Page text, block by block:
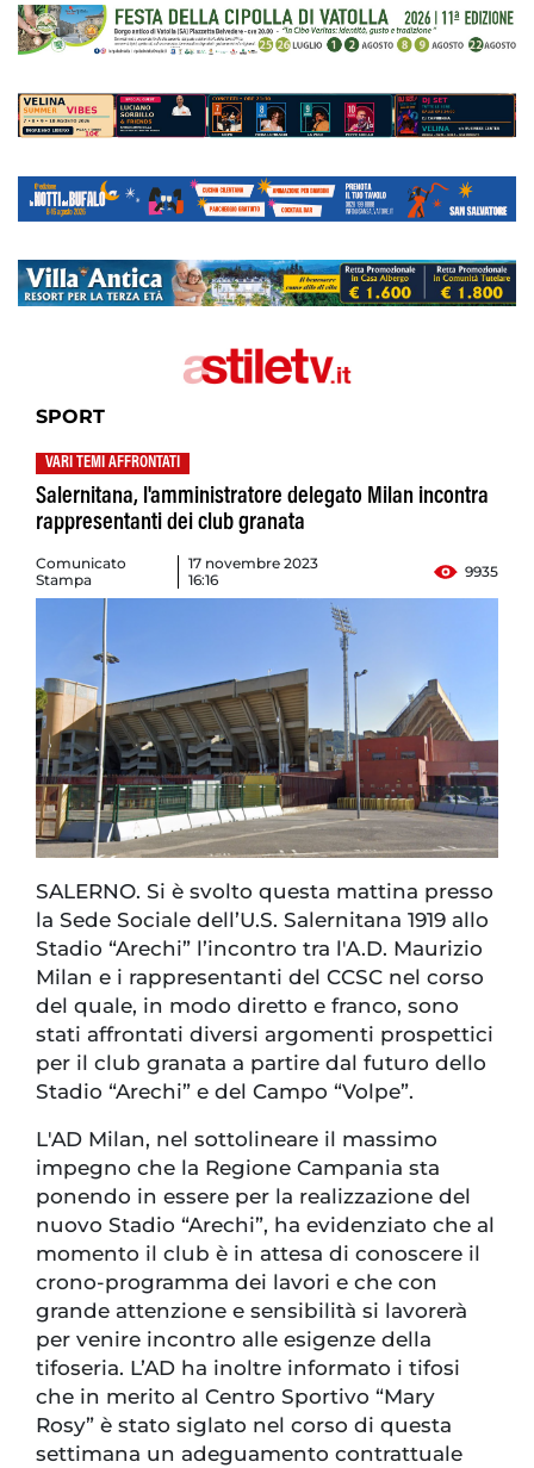
SPORT
VARI TEMI AFFRONTATI
Salernitana, l'amministratore delegato Milan incontra
rappresentanti dei club granata
Comunicato
Stampa
17 novembre 2023
16:16
9935
SALERNO. Si è svolto questa mattina presso
la Sede Sociale dell’U.S. Salernitana 1919 allo
Stadio “Arechi” l’incontro tra l'A.D. Maurizio
Milan e i rappresentanti del CCSC nel corso
del quale, in modo diretto e franco, sono
stati affrontati diversi argomenti prospettici
per il club granata a partire dal futuro dello
Stadio “Arechi” e del Campo “Volpe”.
L'AD Milan, nel sottolineare il massimo
impegno che la Regione Campania sta
ponendo in essere per la realizzazione del
nuovo Stadio “Arechi”, ha evidenziato che al
momento il club è in attesa di conoscere il
crono-programma dei lavori e che con
grande attenzione e sensibilità si lavorerà
per venire incontro alle esigenze della
tifoseria. L’AD ha inoltre informato i tifosi
che in merito al Centro Sportivo “Mary
Rosy” è stato siglato nel corso di questa
settimana un adeguamento contrattuale